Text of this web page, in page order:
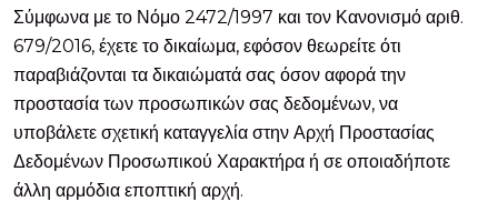
Σύμφωνα με το Νόμο 2472/1997 και τον Κανονισμό αριθ.
679/2016, έχετε το δικαίωμα, εφόσον θεωρείτε ότι
παραβιάζονται τα δικαιώματά σας όσον αφορά την
προστασία των προσωπικών σας δεδομένων, να
υποβάλετε σχετική καταγγελία στην Αρχή Προστασίας
Δεδομένων Προσωπικού Χαρακτήρα ή σε οποιαδήποτε
άλλη αρμόδια εποπτική αρχή.